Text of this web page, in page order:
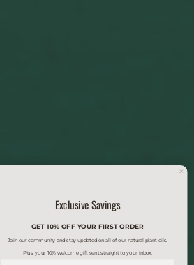
Exclusive Savings
GET 10% OFF YOUR FIRST ORDER
Join our community and stay updated on all of our natural plant oils.
Plus, your 10% welcome gift sent straight to your inbox.